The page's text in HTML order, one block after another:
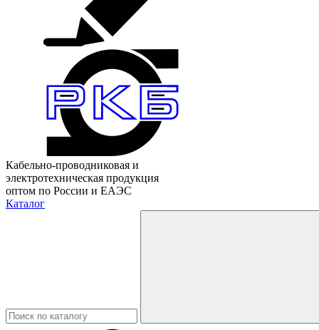
Кабельно-проводниковая и
электротехническая продукция
оптом по России и ЕАЭС
Каталог